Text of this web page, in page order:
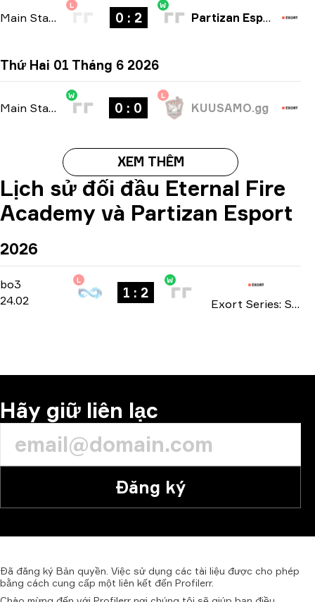
Main Stage
L
0 : 2
W
Partizan Esport
Thứ Hai 01 Tháng 6 2026
Main Stage bo3
W
0 : 0
L
KUUSAMO.gg
XEM THÊM
Lịch sử đối đầu Eternal Fire
Academy và Partizan Esport
2026
bo3 Contenders Stage-bo3
24.02
L
1 : 2
W
Exort Series: Season 23 2026
Hãy giữ liên lạc
Đăng ký
Đã đăng ký Bản quyền. Việc sử dụng các tài liệu được cho phép
bằng cách cung cấp một liên kết đến Profilerr.